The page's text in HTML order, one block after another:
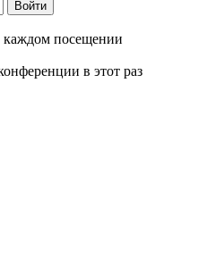
каждом посещении
в этот раз